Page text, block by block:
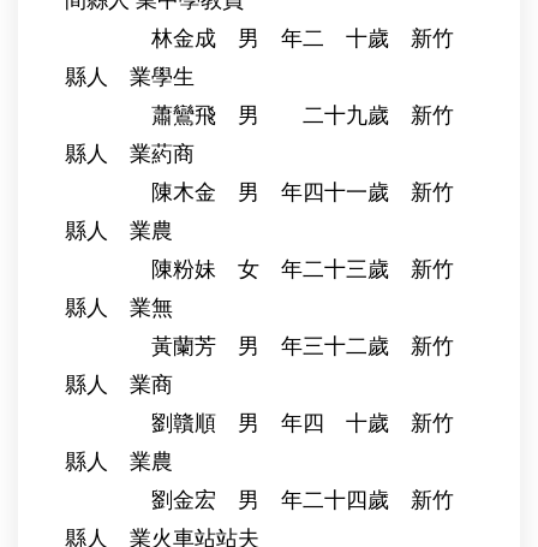
林金成 男 年二 十歲 新竹
縣人 業學生
蕭鸞飛 男 二十九歲 新竹
縣人 業葯商
陳木金 男 年四十一歲 新竹
縣人 業農
陳粉妹 女 年二十三歲 新竹
縣人 業無
黃蘭芳 男 年三十二歲 新竹
縣人 業商
劉贛順 男 年四 十歲 新竹
縣人 業農
劉金宏 男 年二十四歲 新竹
縣人 業火車站站夫